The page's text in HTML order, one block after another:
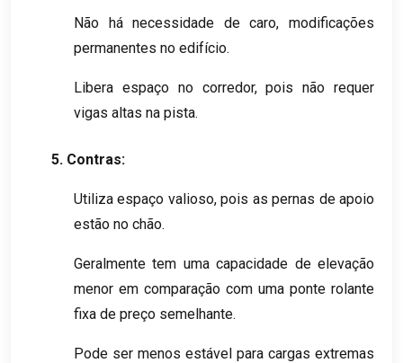
Não há necessidade de caro, modificações
permanentes no edifício.
Libera espaço no corredor, pois não requer
vigas altas na pista.
5. Contras:
Utiliza espaço valioso, pois as pernas de apoio
estão no chão.
Geralmente tem uma capacidade de elevação
menor em comparação com uma ponte rolante
fixa de preço semelhante.
Pode ser menos estável para cargas extremas